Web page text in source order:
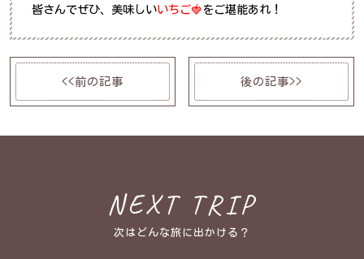
皆さんでぜひ、美味しいいちご🍓をご堪能あれ！
<<前の記事 後の記事>>
NEXT TRIP
次はどんな旅に出かける？